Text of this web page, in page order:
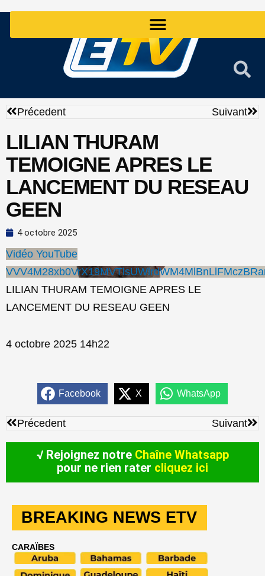
Précédent
Précedent Suivant
LILIAN THURAM
TEMOIGNE APRES LE
LANCEMENT DU RESEAU
GEEN
4 octobre 2025
Vidéo YouTube
LILIAN THURAM TEMOIGNE APRES LE
LANCEMENT DU RESEAU GEEN
4 octobre 2025 14h22
Facebook X WhatsApp
Précédent
Précedent Suivant
√ Rejoignez notre Chaîne Whatsapp
pour ne rien rater cliquez ici
BREAKING NEWS ETV
CARAÏBES